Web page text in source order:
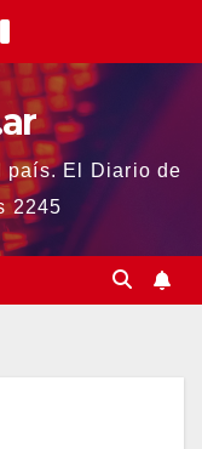
país. El Diario de
2245